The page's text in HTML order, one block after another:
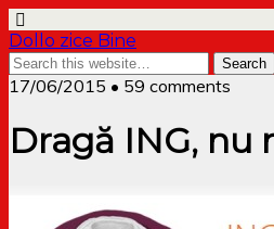
Dollo zice Bine
17/06/2015 • 59 comments
Dragă ING,